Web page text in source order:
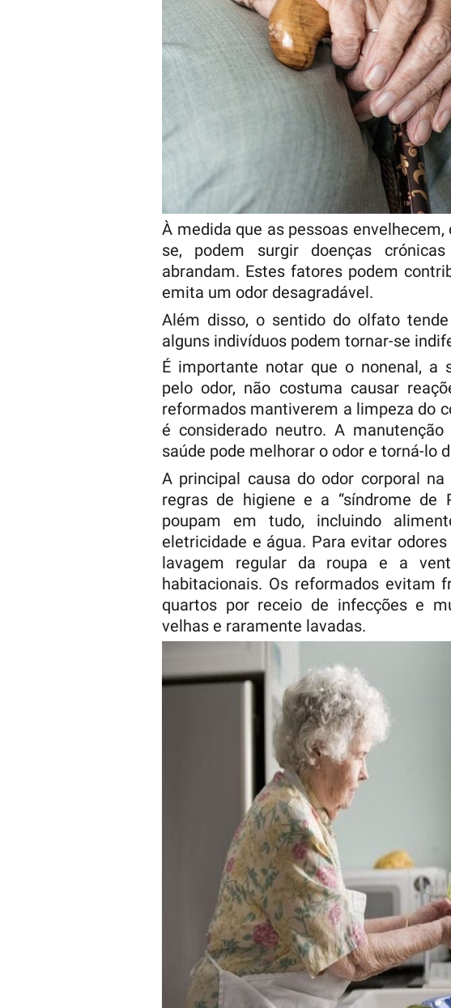
À medida que as pessoas
se, podem surgir doenças
abrandam. Estes fatores podem
emita um odor desagradável.
Além disso, o sentido do olfato
alguns indivíduos podem tornar-se
É importante notar que o nonenal, a
pelo odor, não costuma causar
reformados mantiverem a limpeza do
é considerado neutro. A
saúde pode melhorar o odor e torná-lo
A principal causa do odor corporal
regras de higiene e a “síndrome de
poupam em tudo, incluindo
eletricidade e água. Para evitar
lavagem regular da roupa e a
habitacionais. Os reformados evitam
quartos por receio de infecções e
velhas e raramente lavadas.